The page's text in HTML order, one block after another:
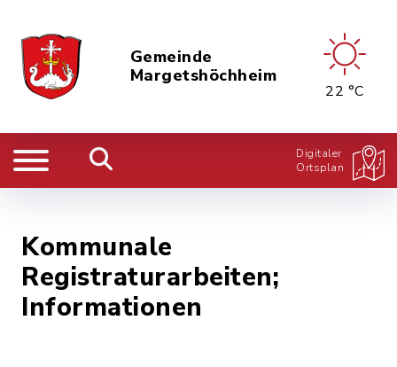
Gemeinde
Margetshöchheim
22 °C
Digitaler
Ortsplan
Kommunale
Registraturarbeiten;
Informationen